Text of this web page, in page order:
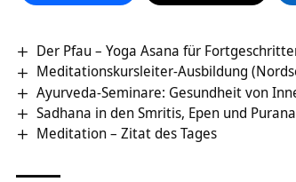
Der Pfau – Yoga Asana für
Meditationskursleiter-Ausbildung
Ayurveda-Seminare: Gesundheit von
Sadhana in den Smritis, Epen und
Meditation – Zitat des Tages